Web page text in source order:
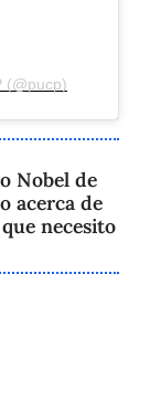
(@pucp)
Nobel de
acerca de
necesito